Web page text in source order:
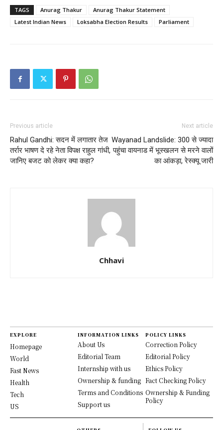
TAGS Anurag Thakur
Anurag Thakur Statement
Latest Indian News
Loksabha Election Results Parliament
Previous article
Rahul Gandhi: सदन में लगातार तेज
तर्रार भाषण दे रहे नेता विपक्ष राहुल गांधी,
जानिए बजट को लेकर क्या कहा?
Next article
Wayanad Landslide: 300 से ज्यादा
पहुंचा वायनाड में भूस्खलन से मरने वालों
का आंकड़ा, रेस्क्यू जारी
Chhavi
EXPLORE
Homepage
World
Fast News
Health
Tech
US
INFORMATION LINKS
About Us
Editorial Team
Internship with us
Ownership & funding
Terms and Conditions
Support us
POLICY LINKS
Correction Policy
Editorial Policy
Ethics Policy
Fact Checking Policy
Ownership & Funding
Policy